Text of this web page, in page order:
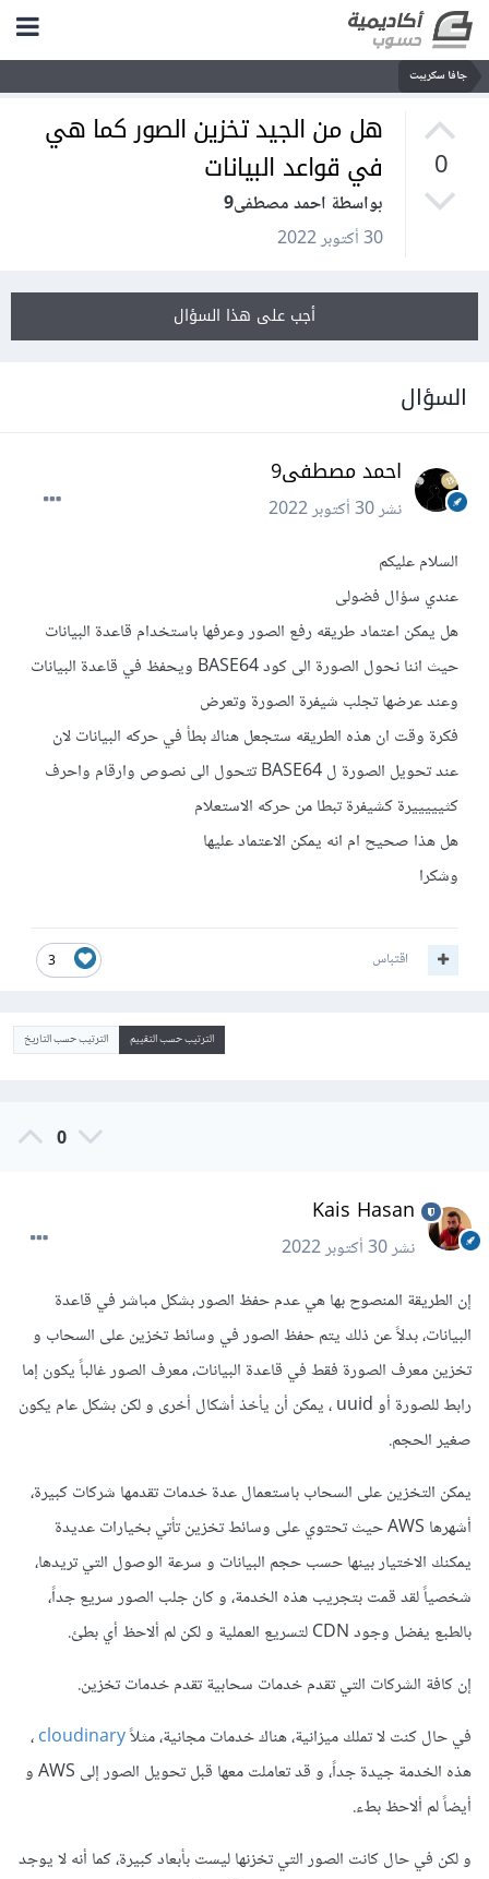
جافا سكريبت
0
هل من الجيد تخزين الصور كما هي
في قواعد البيانات
بواسطة احمد مصطفى9
30 أكتوبر 2022
أجب على هذا السؤال
السؤال
احمد مصطفى9
نشر30 أكتوبر 2022
السلام عليكم
عندي سؤال فضولى
هل يمكن اعتماد طريقه رفع الصور وعرفها باستخدام قاعدة البيانات
حيث اننا نحول الصورة الى كود BASE64 ويحفظ في قاعدة البيانات
وعند عرضها تجلب شيفرة الصورة وتعرض
فكرة وقت ان هذه الطريقه ستجعل هناك بطأ في حركه البيانات لان
عند تحويل الصورة ل BASE64 تتحول الى نصوص وارقام واحرف
كثيييييرة كشيفرة تبطا من حركه الاستعلام
هل هذا صحيح ام انه يمكن الاعتماد عليها
وشكرا
3 اقتباس
الترتيب حسب التقييم الترتيب حسب التاريخ
0
Kais Hasan
نشر30 أكتوبر 2022
إن الطريقة المنصوح بها هي عدم حفظ الصور بشكل مباشر في قاعدة
البيانات، بدلاً عن ذلك يتم حفظ الصور في وسائط تخزين على السحاب و
تخزين معرف الصورة فقط في قاعدة البيانات، معرف الصور غالباً يكون إما
رابط للصورة أو uuid ، يمكن أن يأخذ أشكال أخرى و لكن بشكل عام يكون
صغير الحجم.
يمكن التخزين على السحاب باستعمال عدة خدمات تقدمها شركات كبيرة،
أشهرها AWS حيث تحتوي على وسائط تخزين تأتي بخيارات عديدة
يمكنك الاختيار بينها حسب حجم البيانات و سرعة الوصول التي تريدها،
شخصياً لقد قمت بتجريب هذه الخدمة، و كان جلب الصور سريع جداً،
بالطبع يفضل وجود CDN لتسريع العملية و لكن لم ألاحظ أي بطئ.
إن كافة الشركات التي تقدم خدمات سحابية تقدم خدمات تخزين.
في حال كنت لا تملك ميزانية، هناك خدمات مجانية، مثلاًcloudinary،
هذه الخدمة جيدة جداً، و قد تعاملت معها قبل تحويل الصور إلى AWS و
أيضاً لم ألاحظ بطء.
و لكن في حال كانت الصور التي تخزنها ليست بأبعاد كبيرة، كما أنه لا يوجد